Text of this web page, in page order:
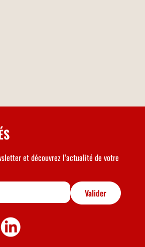
et découvrez l’actualité de votre
Valider